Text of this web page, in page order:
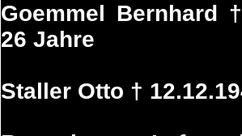
Goemmel Bernhard
26 Jahre
Staller Otto †